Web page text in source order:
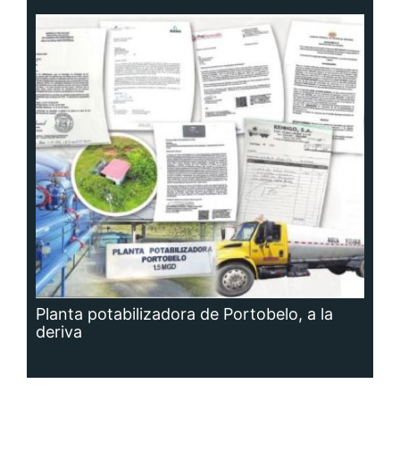
Planta potabilizadora de Portobelo, a la
deriva